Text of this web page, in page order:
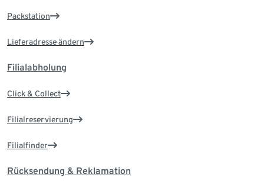
Packstation
Lieferadresse ändern
Filialabholung
Click & Collect
Filialreservierung
Filialfinder
Rücksendung & Reklamation